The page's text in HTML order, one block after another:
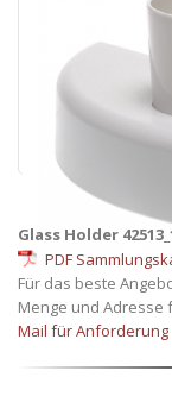
Glass Holder
PDF
Für das beste
Menge und Adresse
Mail für Anforderung